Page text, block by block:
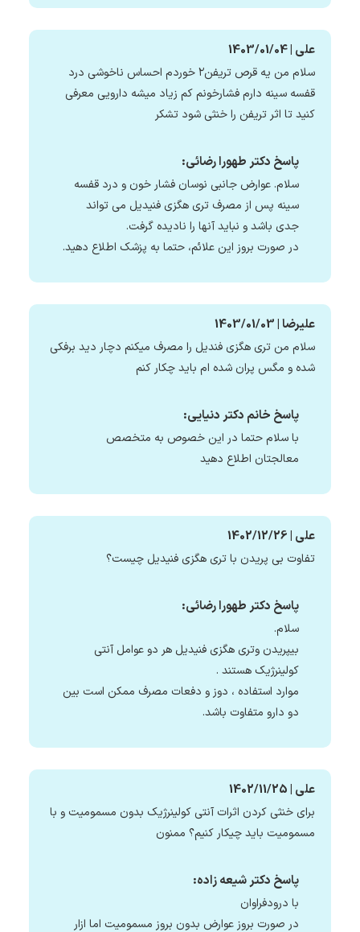
علی | 1403/01/04
سلام من یه قرص تریفن۲ خوردم احساس ناخوشی درد
قفسه سینه دارم فشارخونم کم زیاد میشه دارویی معرفی
کنید تا اثر تریفن را خنثی شود تشکر
پاسخ دکتر طهورا رضائی:
سلام. عوارض جانبی نوسان فشار خون و درد قفسه
سینه پس از مصرف تری هگزی فنیدیل می تواند
جدی باشد و نباید آنها را نادیده گرفت.
در صورت بروز این علائم، حتما به پزشک اطلاع دهید.
علیرضا | 1403/01/03
سلام من تری هگزی فندیل را مصرف میکنم دچار دید برفکی
شده و مگس پران شده ام باید چکار کنم
پاسخ خانم دکتر دنیایی:
با سلام حتما در این خصوص به متخصص
معالجتان اطلاع دهید
علی | 1402/12/26
تفاوت بی پریدن با تری هگزی فنیدیل چیست؟
پاسخ دکتر طهورا رضائی:
سلام.
بیپریدن وتری هگزی فنیدیل هر دو عوامل آنتی
کولینرژیک هستند .
موارد استفاده ، دوز و دفعات مصرف ممکن است بین
دو دارو متفاوت باشد.
علی | 1402/11/25
برای خنثی کردن اثرات آنتی کولینرژیک بدون مسمومیت و با
مسمومیت باید چیکار کنیم؟ ممنون
پاسخ دکتر شیعه زاده:
با درودفراوان
در صورت بروز عوارض بدون بروز مسمومیت اما ازار